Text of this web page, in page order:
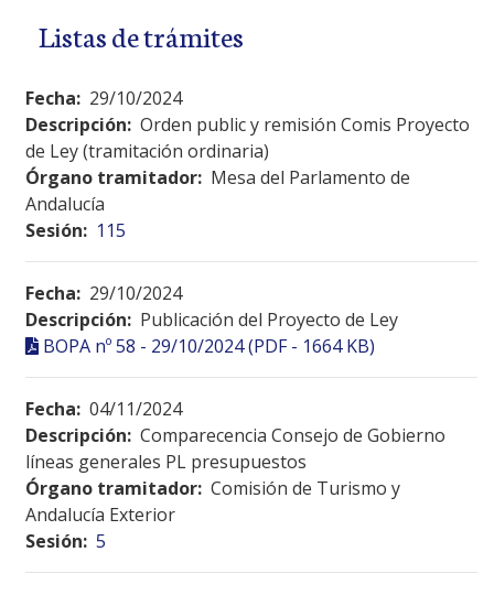
Listas de trámites
Fecha: 29/10/2024
Descripción: Orden public y remisión Comis Proyecto
de Ley (tramitación ordinaria)
Órgano tramitador: Mesa del Parlamento de
Andalucía
Sesión: 115
Fecha: 29/10/2024
Descripción: Publicación del Proyecto de Ley
BOPA nº 58 - 29/10/2024 (PDF - 1664 KB)
Fecha: 04/11/2024
Descripción: Comparecencia Consejo de Gobierno
líneas generales PL presupuestos
Órgano tramitador: Comisión de Turismo y
Andalucía Exterior
Sesión: 5